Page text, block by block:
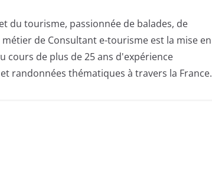
du tourisme, passionnée de balades, de
de Consultant e-tourisme est la mise en
cours de plus de 25 ans d'expérience
randonnées thématiques à travers la France.